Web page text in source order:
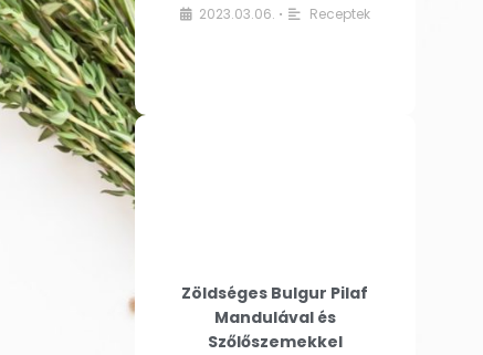
2023.03.06. • Receptek
Zöldséges Bulgur Pilaf
Mandulával és
Szőlőszemekkel